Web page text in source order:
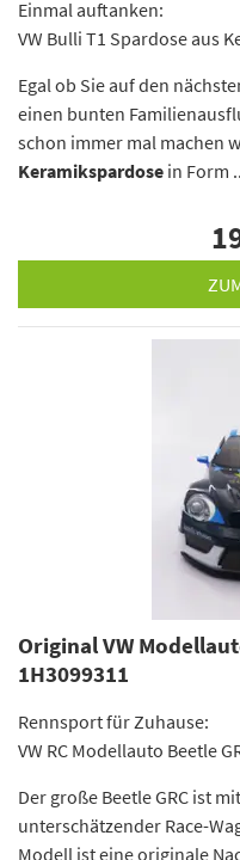
Einmal auftanken:
VW Bulli T1 Spardose aus
Egal ob Sie auf den
einen bunten
schon immer mal machen
Keramikspardose in Form
Original VW
1H3099311
Rennsport für Zuhause:
VW RC Modellauto Beetle
Der große Beetle GRC ist
unterschätzender Race-
Modell ist eine originale